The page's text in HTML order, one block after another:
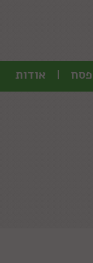
אודות